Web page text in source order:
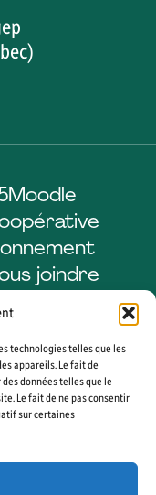
technologies telles que les
appareils. Le fait de
données telles que le
Le fait de ne pas consentir
sur certaines
Moodle
joindre
YouTube